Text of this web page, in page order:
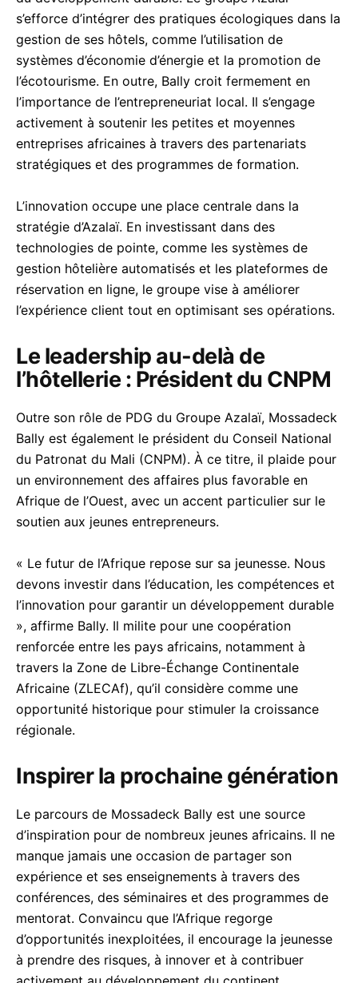
s’efforce d’intégrer des pratiques écologiques dans la
gestion de ses hôtels, comme l’utilisation de
systèmes d’économie d’énergie et la promotion de
l’écotourisme. En outre, Bally croit fermement en
l’importance de l’entrepreneuriat local. Il s’engage
activement à soutenir les petites et moyennes
entreprises africaines à travers des partenariats
stratégiques et des programmes de formation.
L’innovation occupe une place centrale dans la
stratégie d’Azalaï. En investissant dans des
technologies de pointe, comme les systèmes de
gestion hôtelière automatisés et les plateformes de
réservation en ligne, le groupe vise à améliorer
l’expérience client tout en optimisant ses opérations.
Le leadership au-delà de
l’hôtellerie : Président du CNPM
Outre son rôle de PDG du Groupe Azalaï, Mossadeck
Bally est également le président du Conseil National
du Patronat du Mali (CNPM). À ce titre, il plaide pour
un environnement des affaires plus favorable en
Afrique de l’Ouest, avec un accent particulier sur le
soutien aux jeunes entrepreneurs.
« Le futur de l’Afrique repose sur sa jeunesse. Nous
devons investir dans l’éducation, les compétences et
l’innovation pour garantir un développement durable
», affirme Bally. Il milite pour une coopération
renforcée entre les pays africains, notamment à
travers la Zone de Libre-Échange Continentale
Africaine (ZLECAf), qu’il considère comme une
opportunité historique pour stimuler la croissance
régionale.
Inspirer la prochaine génération
Le parcours de Mossadeck Bally est une source
d’inspiration pour de nombreux jeunes africains. Il ne
manque jamais une occasion de partager son
expérience et ses enseignements à travers des
conférences, des séminaires et des programmes de
mentorat. Convaincu que l’Afrique regorge
d’opportunités inexploitées, il encourage la jeunesse
à prendre des risques, à innover et à contribuer